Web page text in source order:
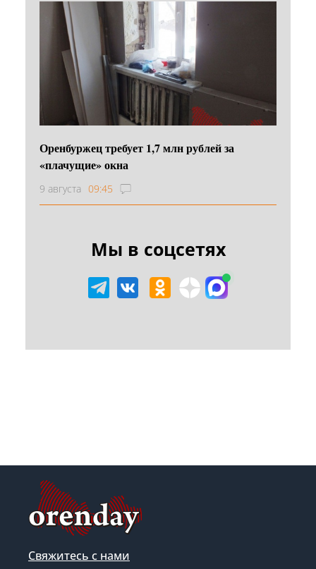
Оренбуржец требует 1,7 млн рублей за
«плачущие» окна
9 августа 09:45
Мы в соцсетях
Свяжитесь с нами